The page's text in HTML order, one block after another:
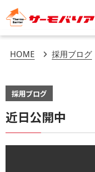
HOME 採用ブログ
採用ブログ
近日公開中